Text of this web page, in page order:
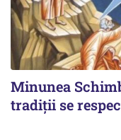
Minunea
tradiții se